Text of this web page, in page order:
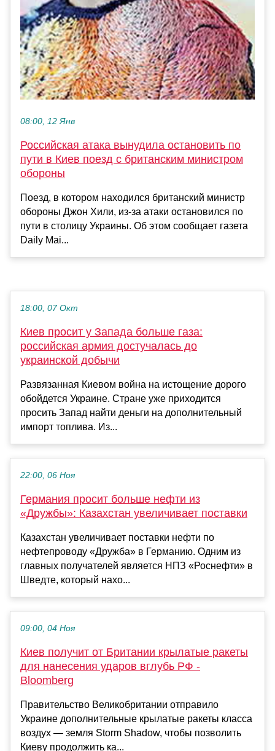
08:00, 12 Янв
Российская атака вынудила остановить по
пути в Киев поезд с британским министром
обороны
Поезд, в котором находился британский министр
обороны Джон Хили, из-за атаки остановился по
пути в столицу Украины. Об этом сообщает газета
Daily Mai...
18:00, 07 Окт
Киев просит у Запада больше газа:
российская армия достучалась до
украинской добычи
Развязанная Киевом война на истощение дорого
обойдется Украине. Стране уже приходится
просить Запад найти деньги на дополнительный
импорт топлива. Из...
22:00, 06 Ноя
Германия просит больше нефти из
«Дружбы»: Казахстан увеличивает поставки
Казахстан увеличивает поставки нефти по
нефтепроводу «Дружба» в Германию. Одним из
главных получателей является НПЗ «Роснефти» в
Шведте, который нахо...
09:00, 04 Ноя
Киев получит от Британии крылатые ракеты
для нанесения ударов вглубь РФ -
Bloomberg
Правительство Великобритании отправило
Украине дополнительные крылатые ракеты класса
воздух — земля Storm Shadow, чтобы позволить
Киеву продолжить ка...